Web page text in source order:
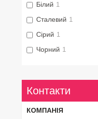
Білий 1
Сталевий 1
Сірий 1
Чорний 1
Контакти